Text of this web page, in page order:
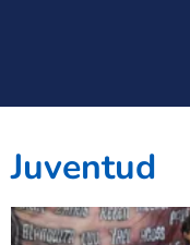
Juventud